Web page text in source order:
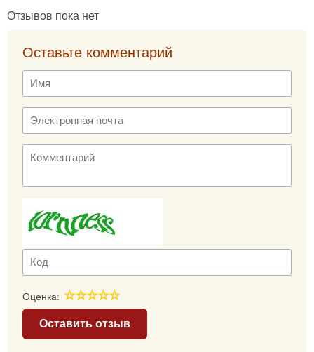
Отзывов пока нет
Оставьте комментарий
Оценка:
Оставить отзыв